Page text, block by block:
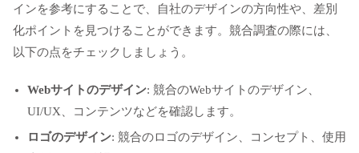
インを参考にすることで、自社のデザインの方向性や、差別
化ポイントを見つけることができます。競合調査の際には、
以下の点をチェックしましょう。
Webサイトのデザイン: 競合のWebサイトのデザイン、
UI/UX、コンテンツなどを確認します。
ロゴのデザイン: 競合のロゴのデザイン、コンセプト、使用